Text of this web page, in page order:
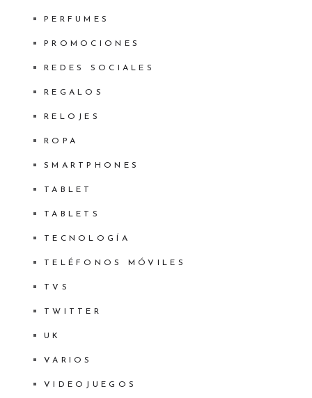
PERFUMES
PROMOCIONES
REDES SOCIALES
REGALOS
RELOJES
ROPA
SMARTPHONES
TABLET
TABLETS
TECNOLOGÍA
TELÉFONOS MÓVILES
TVS
TWITTER
UK
VARIOS
VIDEOJUEGOS